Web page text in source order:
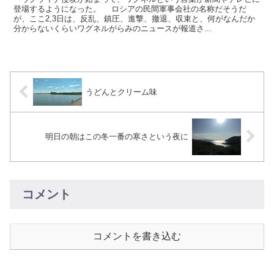
登場するようになった。 ロシアの民間軍事会社の名称だそうだ
が、ここ2,3日は、反乱、鎮圧、進撃、撤退、収束と、何がなんだか
分からないくらいワグネルがらみのニュースが報道さ...
うどんとクリーム味
明日の朝はこの冬一番の寒さという夜に
コメント
コメントを書き込む